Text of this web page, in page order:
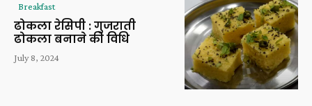
Breakfast
ढोकला रेसिपी : गुजराती
ढोकला बनाने की विधि
July 8, 2024